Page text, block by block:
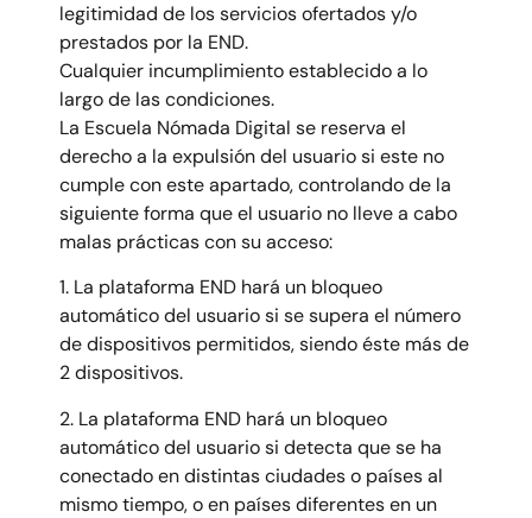
legitimidad de los servicios ofertados y/o
prestados por la END.
Cualquier incumplimiento establecido a lo
largo de las condiciones.
La Escuela Nómada Digital se reserva el
derecho a la expulsión del usuario si este no
cumple con este apartado, controlando de la
siguiente forma que el usuario no lleve a cabo
malas prácticas con su acceso:
1. La plataforma END hará un bloqueo
automático del usuario si se supera el número
de dispositivos permitidos, siendo éste más de
2 dispositivos.
2. La plataforma END hará un bloqueo
automático del usuario si detecta que se ha
conectado en distintas ciudades o países al
mismo tiempo, o en países diferentes en un